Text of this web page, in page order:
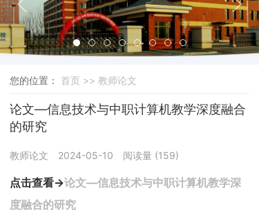
您的位置： 首页 >> 教师论文
论文—信息技术与中职计算机教学深度融合
的研究
教师论文 2024-05-10 阅读量 (159)
点击查看→论文—信息技术与中职计算机教学深
度融合的研究